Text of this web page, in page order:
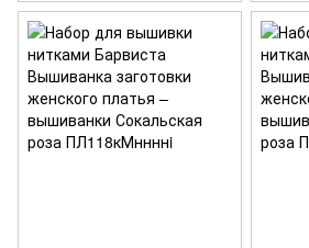
ПЛ118дМннннi